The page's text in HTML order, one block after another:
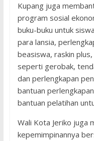
Kupang juga
program sosial
buku-buku untuk
para lansia,
beasiswa, raskin
seperti gerobak,
dan perlengkapan
bantuan
bantuan pelatihan
Wali Kota Jeriko juga
kepemimpinannya